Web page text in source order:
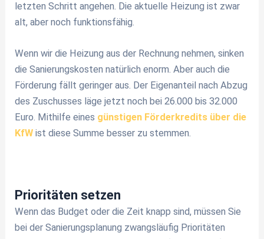
letzten Schritt angehen. Die aktuelle Heizung ist zwar
alt, aber noch funktionsfähig.
Wenn wir die Heizung aus der Rechnung nehmen, sinken
die Sanierungskosten natürlich enorm. Aber auch die
Förderung fällt geringer aus. Der Eigenanteil nach Abzug
des Zuschusses läge jetzt noch bei 26.000 bis 32.000
Euro. Mithilfe eines günstigen Förderkredits über die
KfW ist diese Summe besser zu stemmen.
Prioritäten setzen
Wenn das Budget oder die Zeit knapp sind, müssen Sie
bei der Sanierungsplanung zwangsläufig Prioritäten